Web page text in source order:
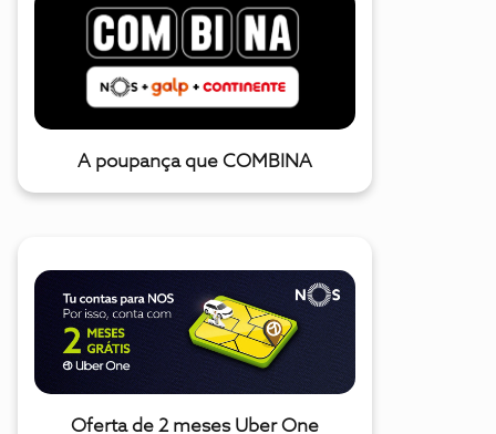
A poupança que COMBINA
Oferta de 2 meses Uber One